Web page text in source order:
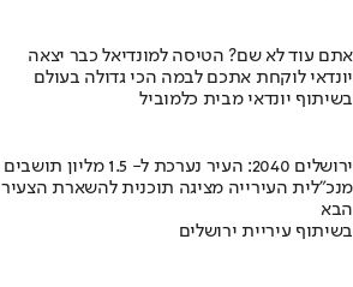
אתם עוד לא שם? הטיסה למונדיאל כבר יצאה
יונדאי לוקחת אתכם לבמה הכי גדולה בעולם
בשיתוף יונדאי מבית כלמוביל
ירושלים 2040: העיר נערכת ל- 1.5 מליון תושבים
מנכ"לית העירייה מציגה תוכנית להשארת
הבא
בשיתוף עיריית ירושלים